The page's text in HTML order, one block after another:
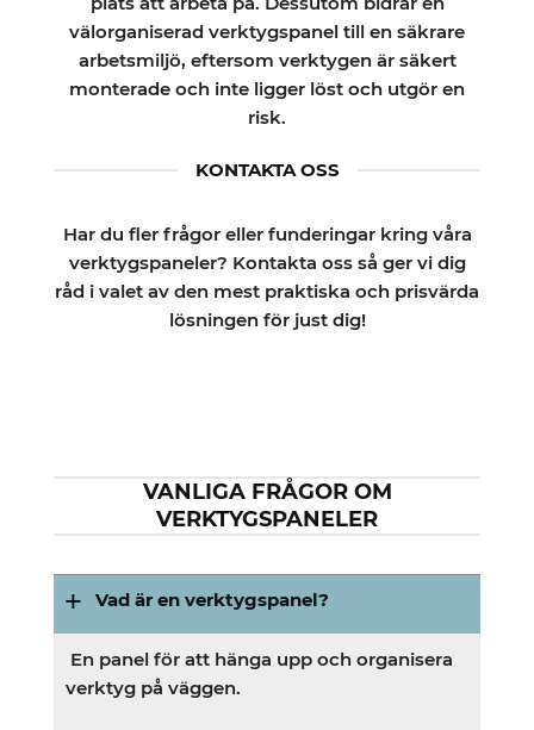
välorganiserad verktygspanel till en säkrare
arbetsmiljö, eftersom verktygen är säkert
monterade och inte ligger löst och utgör en
risk.
KONTAKTA OSS
Har du fler frågor eller funderingar kring våra
verktygspaneler? Kontakta oss så ger vi dig
råd i valet av den mest praktiska och prisvärda
lösningen för just dig!
VANLIGA FRÅGOR OM
VERKTYGSPANELER
Vad är en verktygspanel?
En panel för att hänga upp och organisera
verktyg på väggen.